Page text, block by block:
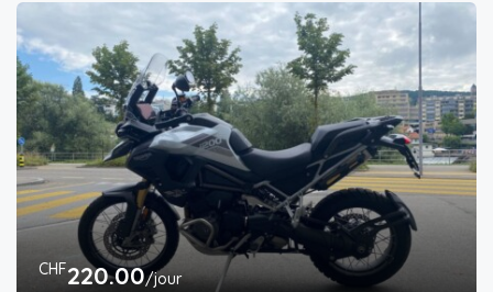
CHF220.00/jour